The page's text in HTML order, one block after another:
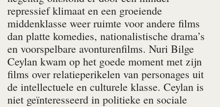
repressief klimaat en een groeiende
middenklasse weer ruimte voor andere films
dan platte komedies, nationalistische drama’s
en voorspelbare avonturenfilms. Nuri Bilge
Ceylan kwam op het goede moment met zijn
films over relatieperikelen van personages uit
de intellectuele en culturele klasse. Ceylan is
niet geïnteresseerd in politieke en sociale